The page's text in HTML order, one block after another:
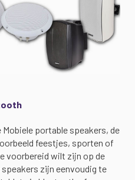
portable speakers, de
feestjes, sporten of
voorbereid wilt zijn op de
zijn eenvoudig te